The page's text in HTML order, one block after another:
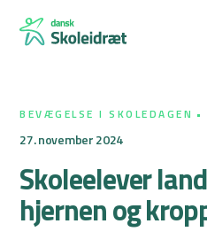
BEVÆGELSE I SKOLEDAGEN
27. november 2024
Skoleelever
hjernen og